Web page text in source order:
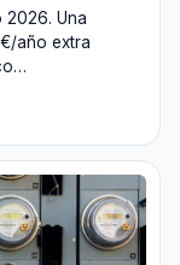
2026. Una
año extra